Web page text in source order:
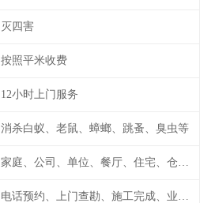
灭四害
按照平米收费
12小时上门服务
消杀白蚁、老鼠、蟑螂、跳蚤、臭虫等